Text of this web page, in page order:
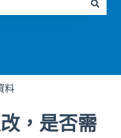
料
，是否需